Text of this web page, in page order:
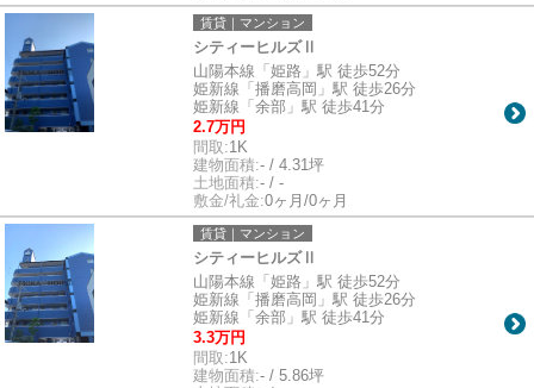
賃貸｜マンション
シティーヒルズⅡ
山陽本線「姫路」駅 徒歩52分
姫新線「播磨高岡」駅 徒歩26分
姫新線「余部」駅 徒歩41分
2.7万円
間取:1K
建物面積:- / 4.31坪
土地面積:- / -
敷金/礼金:0ヶ月/0ヶ月
賃貸｜マンション
シティーヒルズⅡ
山陽本線「姫路」駅 徒歩52分
姫新線「播磨高岡」駅 徒歩26分
姫新線「余部」駅 徒歩41分
3.3万円
間取:1K
建物面積:- / 5.86坪